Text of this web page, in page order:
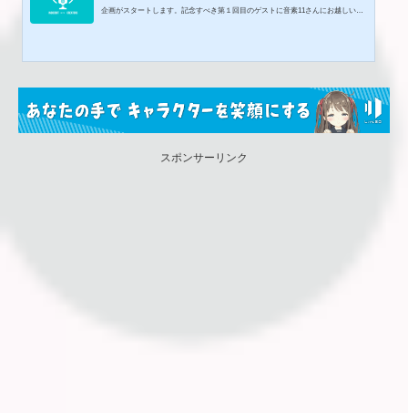
企画がスタートします。記念すべき第１回目のゲストに音素11さんにお越しいた
よろしくお願いします。こちらこそ快く引き受けていただきありがとう...
スポンサーリンク